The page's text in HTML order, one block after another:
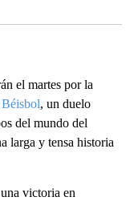
el martes por la
, un duelo
del mundo del
larga y tensa historia
victoria en